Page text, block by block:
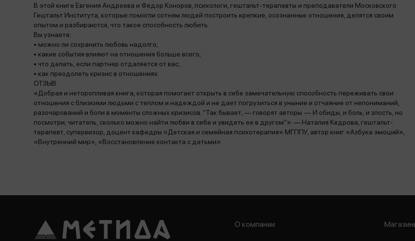
В этой книге Евгения Андреева и Федор Коноров, психологи, гештальт-терапевты и преподаватели Московского
Гештальт Института, которые помогли сотням людей построить крепкие, осознанные отношения, делятся своим
опытом и разбираются, что такое способность любить.
Вы узнаете:
• можно ли сохранить любовь надолго;
• какие события влияют на отношения больше всего;
• что делать, если партнер отдаляется от вас;
• как преодолеть кризис в отношениях.
ОТЗЫВ
«Добрая и неторопливая книга, которая помогает открыть в себе замечательную способность переживать свои
отношения с близкими людьми с теплом и надеждой и не дает погрузиться в уныние и отчаяние от непониманий,
разочарований и боли в моменты сложных кризисов. "Так бывает, — говорят авторы. — И обиды, и боль, и злость, но
посмотри, читатель, сколько можно найти любви в себе и увидеть ее в другом"». — Наталия Кедрова, гештальт-
терапевт, супервизор, доцент кафедры «Детская и семейная психотерапия» МГППУ, автор книг «Азбука эмоций»,
«Внутренний мир», «Восстановление контакта с детьми»
О компании